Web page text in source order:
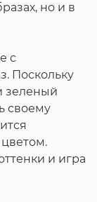
но и в
с
Поскольку
зеленый
своему
и игра